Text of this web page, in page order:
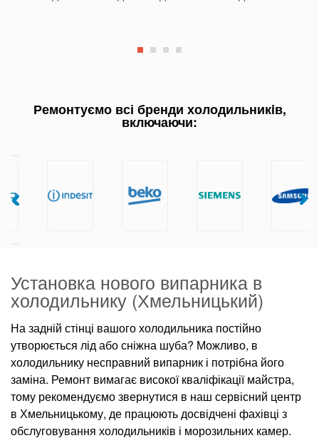
Ремонтуємо всі бренди холодильникiв,
включаючи:
Установка нового випарника в
холодильнику (Хмельницький)
На задній стінці вашого холодильника постійно
утворюється лід або сніжна шуба? Можливо, в
холодильнику несправний випарник і потрібна його
заміна. Ремонт вимагає високої кваліфікації майстра,
тому рекомендуємо звернутися в наш сервісний центр
в Хмельницькому, де працюють досвідчені фахівці з
обслуговування холодильників і морозильних камер.